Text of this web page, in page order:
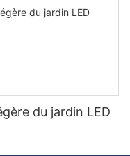
du jardin LED